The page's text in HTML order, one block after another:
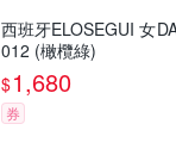
西班牙ELOSEGUI 女
012 (橄欖綠)
$1,680
券